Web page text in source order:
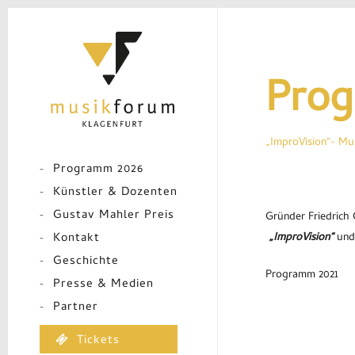
Programm 2026
Künstler & Dozenten
Gustav Mahler Preis
Kontakt
Geschichte
Presse & Medien
Partner
Tickets
„ImproVision“-
Gründer Friedrich
„ImproVision“
Programm 2021